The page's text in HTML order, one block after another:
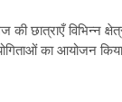
की छात्राएँ विभिन्न
का आयोजन